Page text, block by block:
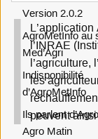
l’INRAE
l’agriculture,
les
peuvent
Version 2.0.2
AgroMetInfo au
Med’Agri
Indisponibilité
d’AgroMetInfo
Ils parlent
Agro Matin